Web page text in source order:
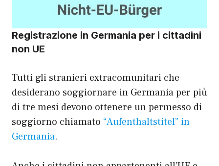
Registrazione in Germania per i cittadini
non UE
Tutti gli stranieri extracomunitari che
desiderano soggiornare in Germania per più
di tre mesi devono ottenere un permesso di
soggiorno chiamato “Aufenthaltstitel” in
Germania.